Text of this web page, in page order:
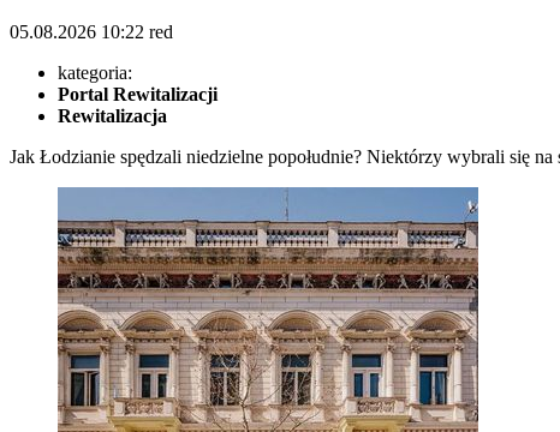
05.08.2026 10:22 red
kategoria:
Portal Rewitalizacji
Rewitalizacja
Jak Łodzianie spędzali niedzielne popołudnie? Niektórzy wybrali się